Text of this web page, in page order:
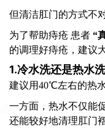
但清洁肛门的方式不
为了帮助痔疮 患者 “
的调理好痔疮，建议
1.冷水洗还是热水
建议用40℃左右的热水
一方面，热水不仅能
还能较好地清理肛门